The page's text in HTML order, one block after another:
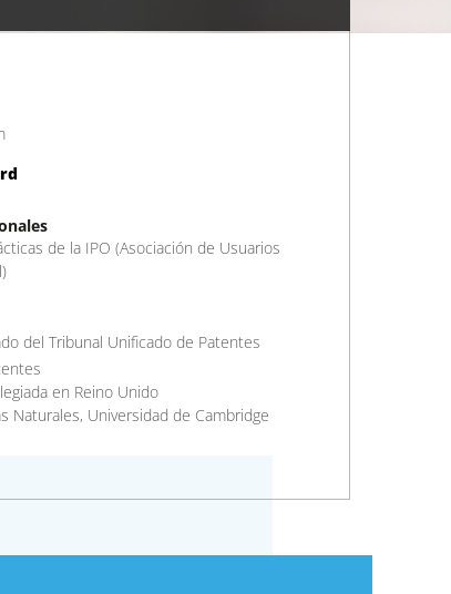
de la IPO (Asociación de Usuarios
del Tribunal Unificado de Patentes
en Reino Unido
Naturales, Universidad de Cambridge